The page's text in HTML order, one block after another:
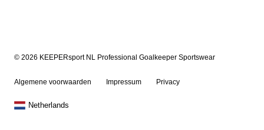
© 2026 KEEPERsport NL Professional Goalkeeper Sportswear
Algemene voorwaarden Impressum Privacy
Netherlands